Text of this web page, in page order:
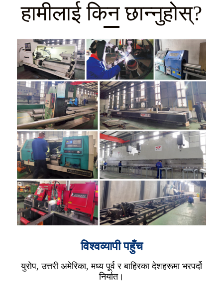
हामीलाई किन छान्नुहोस्?
विश्वव्यापी पहुँच
युरोप, उत्तरी अमेरिका, मध्य पूर्व र बाहिरका देशहरूमा भरपर्दो
निर्यात।